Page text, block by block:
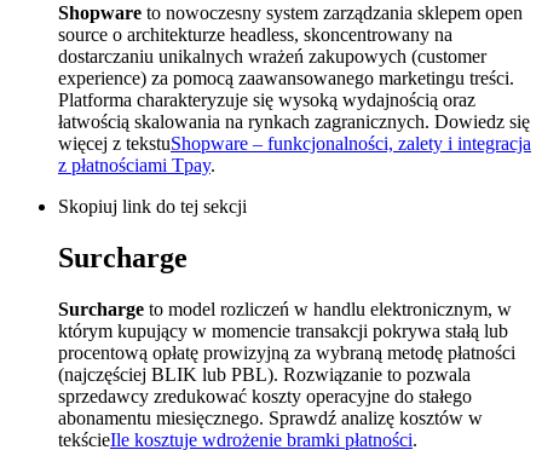
Shopware to nowoczesny system zarządzania sklepem open
source o architekturze headless, skoncentrowany na
dostarczaniu unikalnych wrażeń zakupowych (customer
experience) za pomocą zaawansowanego marketingu treści.
Platforma charakteryzuje się wysoką wydajnością oraz
łatwością skalowania na rynkach zagranicznych. Dowiedz się
więcej z tekstuShopware – funkcjonalności, zalety i integracja
z płatnościami Tpay.
Skopiuj link do tej sekcji
Surcharge
Surcharge to model rozliczeń w handlu elektronicznym, w
którym kupujący w momencie transakcji pokrywa stałą lub
procentową opłatę prowizyjną za wybraną metodę płatności
(najczęściej BLIK lub PBL). Rozwiązanie to pozwala
sprzedawcy zredukować koszty operacyjne do stałego
abonamentu miesięcznego. Sprawdź analizę kosztów w
tekścieIle kosztuje wdrożenie bramki płatności.